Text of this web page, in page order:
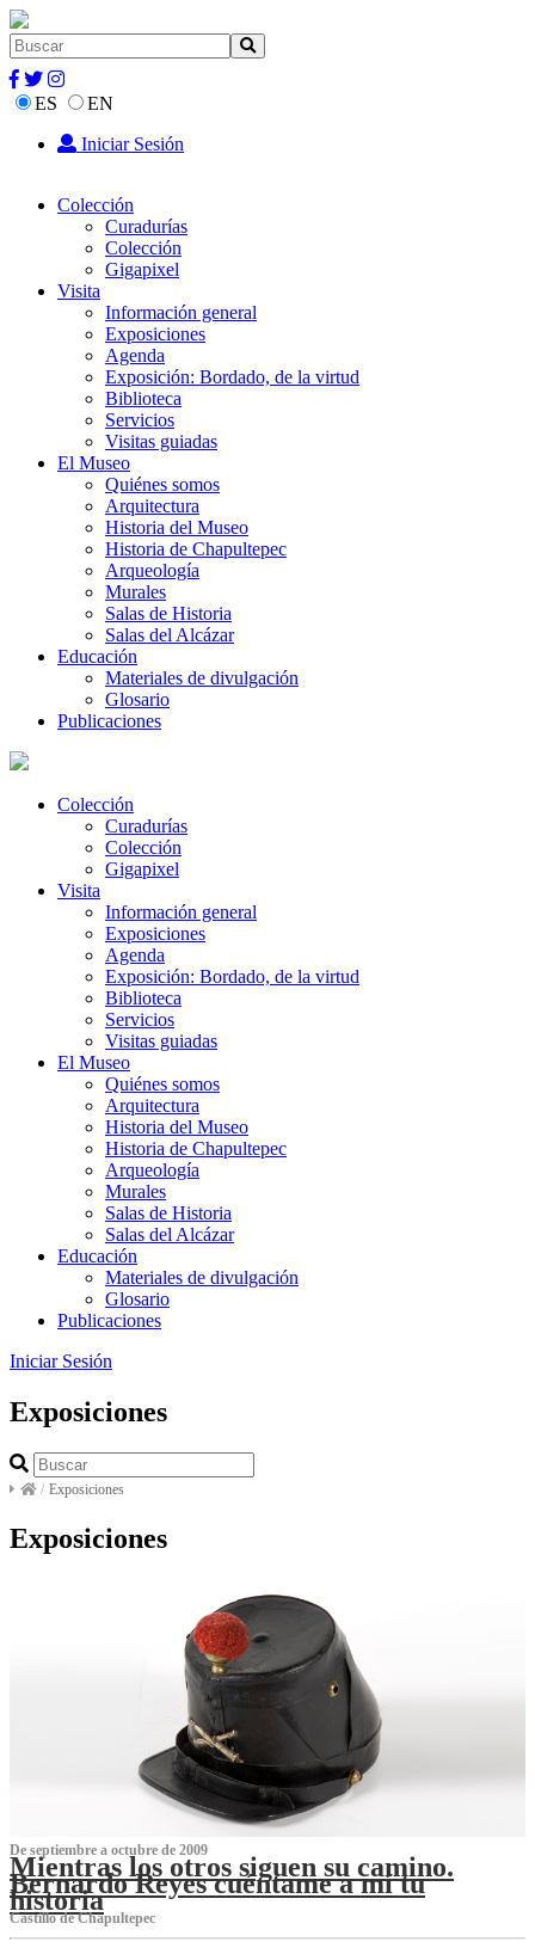
ES
EN
Iniciar Sesión
Colección
Curadurías
Colección
Gigapixel
Visita
Información general
Exposiciones
Agenda
Exposición: Bordado, de la virtud
Biblioteca
Servicios
Visitas guiadas
El Museo
Quiénes somos
Arquitectura
Historia del Museo
Historia de Chapultepec
Arqueología
Murales
Salas de Historia
Salas del Alcázar
Educación
Materiales de divulgación
Glosario
Publicaciones
Colección
Curadurías
Colección
Gigapixel
Visita
Información general
Exposiciones
Agenda
Exposición: Bordado, de la virtud
Biblioteca
Servicios
Visitas guiadas
El Museo
Quiénes somos
Arquitectura
Historia del Museo
Historia de Chapultepec
Arqueología
Murales
Salas de Historia
Salas del Alcázar
Educación
Materiales de divulgación
Glosario
Publicaciones
Iniciar Sesión
Exposiciones
/ Exposiciones
Exposiciones
De septiembre a octubre de 2009
Mientras los otros siguen su camino.
Bernardo Reyes cuéntame a mí tu
historia
Castillo de Chapultepec